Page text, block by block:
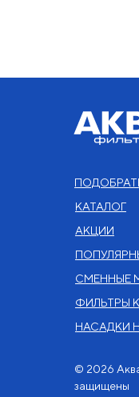
© 2026
защищены
СМЕННЫЕ
ФИЛЬТРЫ
НАСАДКИ
КАТАЛОГ
АКЦИИ